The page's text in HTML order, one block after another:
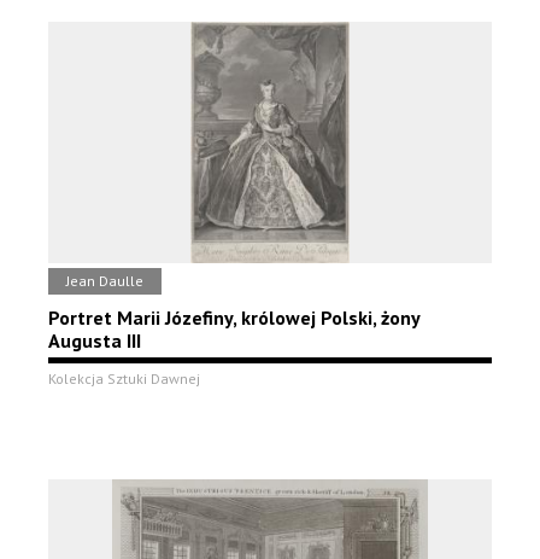
Jean Daulle
Portret Marii Józefiny, królowej Polski, żony
Augusta III
Kolekcja Sztuki Dawnej